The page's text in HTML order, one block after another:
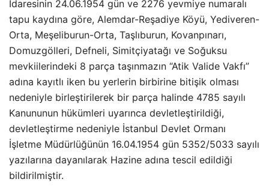
İdaresinin 24.06.1954 gün ve 2276 yevmiye numaralı
tapu kaydına göre, Alemdar-Reşadiye Köyü, Yediveren-
Orta, Meşeliburun-Orta, Taşlıburun, Kovanpınarı,
Domuzgölleri, Defneli, Simitçiyatağı ve Soğuksu
mevkiilerindeki 8 parça taşınmazın “Atik Valide Vakfı”
adına kayıtlı iken bu yerlerin birbirine bitişik olması
nedeniyle birleştirilerek bir parça halinde 4785 sayılı
Kanununun hükümleri uyarınca devletleştirildiği,
devletleştirme nedeniyle İstanbul Devlet Ormanı
İşletme Müdürlüğünün 16.04.1954 gün 5352/5033 sayılı
yazılarına dayanılarak Hazine adına tescil edildiği
bildirilmiştir.